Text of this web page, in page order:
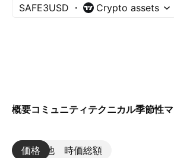
SAFE3USD Crypto assets
概要コミュニティテクニカル季節性
価格 時価総額
その他